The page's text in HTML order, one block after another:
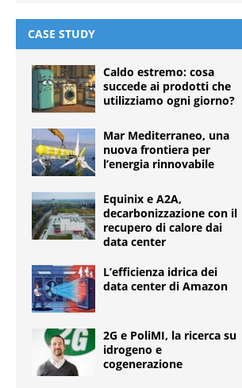
CASE STUDY
Caldo estremo: cosa
succede ai prodotti che
utilizziamo ogni giorno?
Mar Mediterraneo, una
nuova frontiera per
l’energia rinnovabile
Equinix e A2A,
decarbonizzazione con il
recupero di calore dai
data center
L’efficienza idrica dei
data center di Amazon
2G e PoliMI, la ricerca su
idrogeno e
cogenerazione